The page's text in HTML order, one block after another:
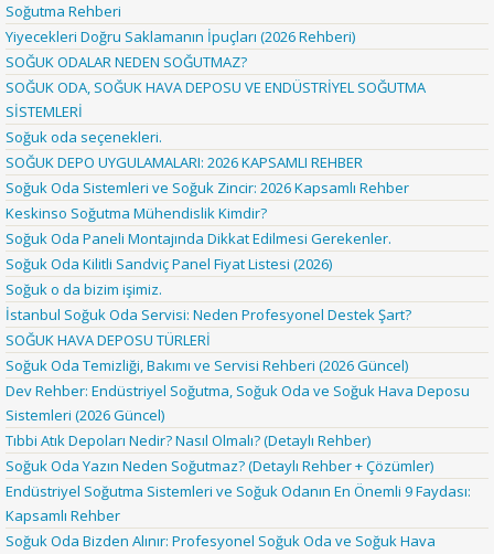
Soğutma Rehberi
Yiyecekleri Doğru Saklamanın İpuçları (2026 Rehberi)
SOĞUK ODALAR NEDEN SOĞUTMAZ?
SOĞUK ODA, SOĞUK HAVA DEPOSU VE ENDÜSTRİYEL SOĞUTMA
SİSTEMLERİ
Soğuk oda seçenekleri.
SOĞUK DEPO UYGULAMALARI: 2026 KAPSAMLI REHBER
Soğuk Oda Sistemleri ve Soğuk Zincir: 2026 Kapsamlı Rehber
Keskinso Soğutma Mühendislik Kimdir?
Soğuk Oda Paneli Montajında Dikkat Edilmesi Gerekenler.
Soğuk Oda Kilitli Sandviç Panel Fiyat Listesi (2026)
Soğuk o da bizim işimiz.
İstanbul Soğuk Oda Servisi: Neden Profesyonel Destek Şart?
SOĞUK HAVA DEPOSU TÜRLERİ
Soğuk Oda Temizliği, Bakımı ve Servisi Rehberi (2026 Güncel)
Dev Rehber: Endüstriyel Soğutma, Soğuk Oda ve Soğuk Hava Deposu
Sistemleri (2026 Güncel)
Tıbbi Atık Depoları Nedir? Nasıl Olmalı? (Detaylı Rehber)
Soğuk Oda Yazın Neden Soğutmaz? (Detaylı Rehber + Çözümler)
Endüstriyel Soğutma Sistemleri ve Soğuk Odanın En Önemli 9 Faydası:
Kapsamlı Rehber
Soğuk Oda Bizden Alınır: Profesyonel Soğuk Oda ve Soğuk Hava